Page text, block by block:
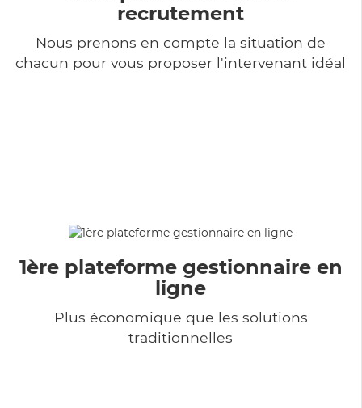
recrutement
Nous prenons en compte la situation de
chacun pour vous proposer l'intervenant idéal
1ère plateforme gestionnaire en
ligne
Plus économique que les solutions
traditionnelles